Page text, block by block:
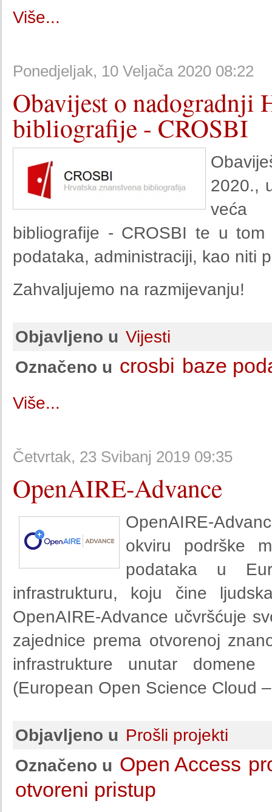
Više...
Ponedjeljak, 10 Veljača 2020 08:22
Obavijest o nadogradnji
bibliografije - CROSBI
2020.,
veća
bibliografije - CROSBI te u
podataka, administraciji, kao niti
Zahvaljujemo na razmijevanju!
Objavljeno u Vijesti
Označeno u crosbi baze
Više...
Četvrtak, 23 Svibanj 2019 09:35
OpenAIRE-Advance
OpenAIRE-
okviru podrške
podataka u
infrastrukturu, koju čine
OpenAIRE-Advance učvršćuje
zajednice prema otvorenoj
infrastrukture unutar
(European Open Science Cloud
Objavljeno u Prošli projekti
Označeno u Open Access
otvoreni pristup